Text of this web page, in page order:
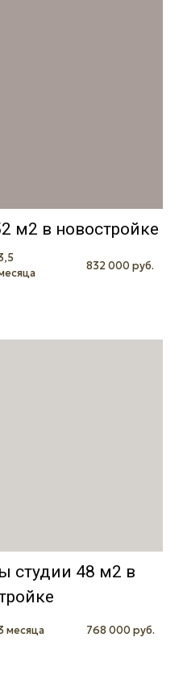
м2 в новостройке
832 000 руб.
студии 48 м2 в
месяца 768 000 руб.